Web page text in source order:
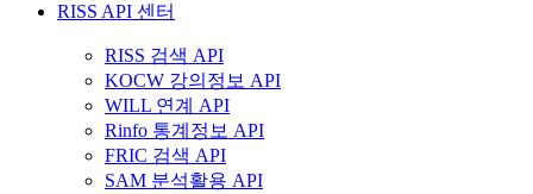
RISS API 센터
RISS 검색 API
KOCW 강의정보 API
WILL 연계 API
Rinfo 통계정보 API
FRIC 검색 API
SAM 분석활용 API